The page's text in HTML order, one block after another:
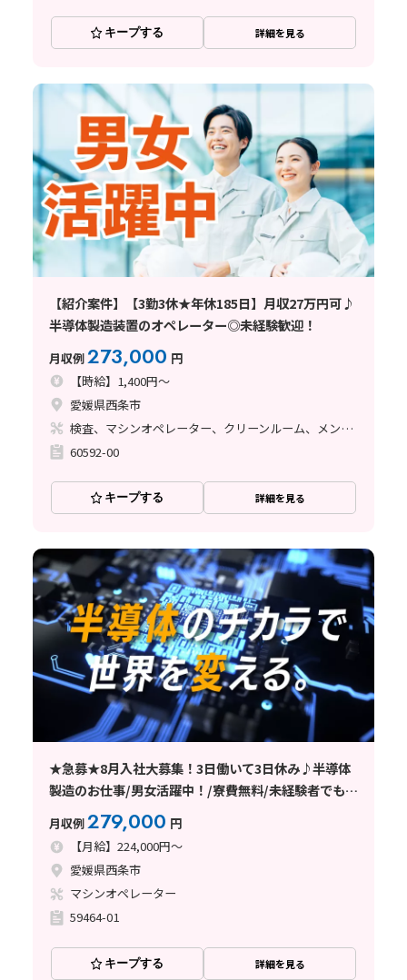
キープする 詳細を見る
【紹介案件】【3勤3休★年休185日】月収27万円可♪
半導体製造装置のオペレーター◎未経験歓迎！
月収例273,000 円
【時給】1,400円～
愛媛県西条市
検査、マシンオペレーター、クリーンルーム、メンテナンス・保全
60592-00
キープする 詳細を見る
★急募★8月入社大募集！3日働いて3日休み♪半導体
製造のお仕事/男女活躍中！/寮費無料/未経験者でも安
心の丁寧な指導/西条市
月収例279,000 円
【月給】224,000円～
愛媛県西条市
マシンオペレーター
59464-01
キープする 詳細を見る